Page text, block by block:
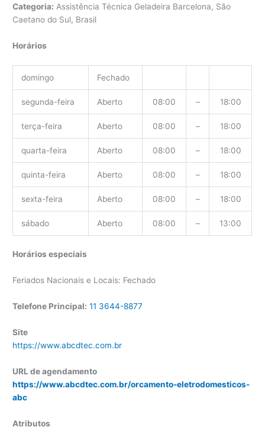
Categoria: Assistência Técnica Geladeira Barcelona, São
Caetano do Sul, Brasil
Horários
domingo Fechado
segunda-feira Aberto 08:00 – 18:00
terça-feira Aberto 08:00 – 18:00
quarta-feira Aberto 08:00 – 18:00
quinta-feira Aberto 08:00 – 18:00
sexta-feira Aberto 08:00 – 18:00
sábado Aberto 08:00 – 13:00
Horários especiais
Feriados Nacionais e Locais: Fechado
Telefone Principal: 11 3644-8877
Site
https://www.abcdtec.com.br
URL de agendamento
https://www.abcdtec.com.br/orcamento-eletrodomesticos-
abc
Atributos